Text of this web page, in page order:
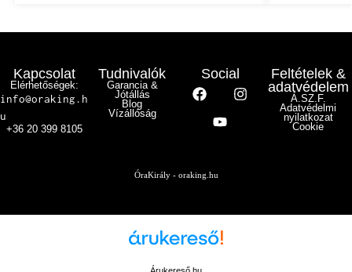
Kapcsolat
Elérhetőségek:
info@oraking.h
u
+36 20 399 8105
Tudnivalók
Garancia &
Jótállás
Blog
Vízállóság
Social
Feltételek &
adatvédelem
Á.SZ.F.
Adatvédelmi
nyilatkozat
Cookie
ÓraKirály - oraking.hu
Árukereső.hu